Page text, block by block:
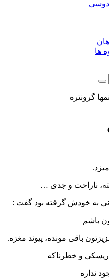
ها
جستجو
برای
گرونتره
ناراحت و جدی …
به خودش گرفته بود گفت :
باشم
باقی مونده، پیوند مغزه.
ریسکی و خطرناکه
نداره